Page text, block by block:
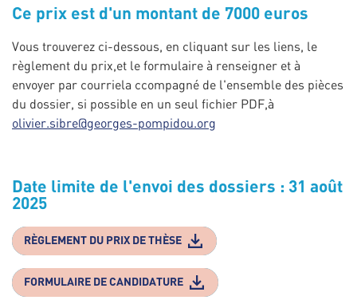
Ce prix est d'un montant de 7000 euros
Vous trouverez ci-dessous, en cliquant sur les liens, le
règlement du prix,et le formulaire à renseigner et à
envoyer par courriela ccompagné de l'ensemble des pièces
du dossier, si possible en un seul fichier PDF,à
olivier.sibre@georges-pompidou.org
Date limite de l'envoi des dossiers : 31 août
2025
RÈGLEMENT DU PRIX DE THÈSE
FORMULAIRE DE CANDIDATURE